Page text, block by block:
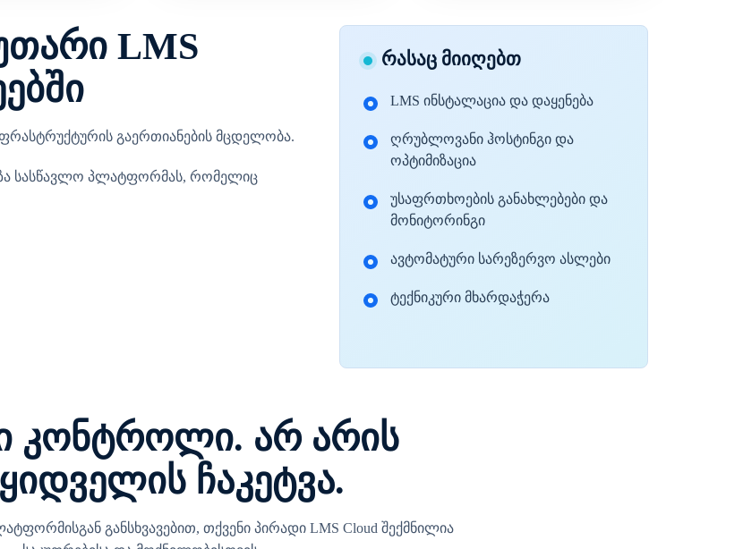
LMS
გაერთიანების მცდელობა.
სასწავლო პლატფორმას, რომელიც
რასაც მიიღებთ
LMS ინსტალაცია და დაყენება
ღრუბლოვანი ჰოსტინგი და
ოპტიმიზაცია
უსაფრთხოების განახლებები და
მონიტორინგი
ავტომატური სარეზერვო ასლები
ტექნიკური მხარდაჭერა
კონტროლი. არ არის
ჩაკეტვა.
განსხვავებით, თქვენი პირადი LMS Cloud შექმნილია